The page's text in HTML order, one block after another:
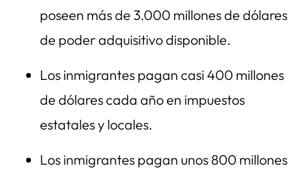
poseen más de 3.000 millones de dólares
de poder adquisitivo disponible.
Los inmigrantes pagan casi 400 millones
de dólares cada año en impuestos
estatales y locales.
Los inmigrantes pagan unos 800 millones